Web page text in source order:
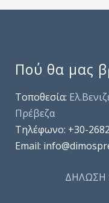
Πού θα μας
Τοποθεσία:
Πρέβεζα
Τηλέφωνo: +30-
Email:
ΔΗΛΩΣΗ